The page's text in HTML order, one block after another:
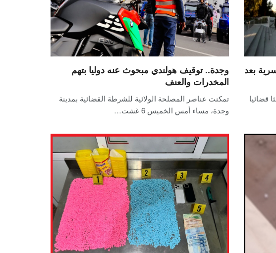
بعد
قضائيا
وجدة.. توقيف هولندي مبحوث عنه دوليا بتهم
المخدرات والعنف
تمكنت عناصر المصلحة الولائية للشرطة القضائية بمدينة
وجدة، مساء أمس الخميس 6 غشت…